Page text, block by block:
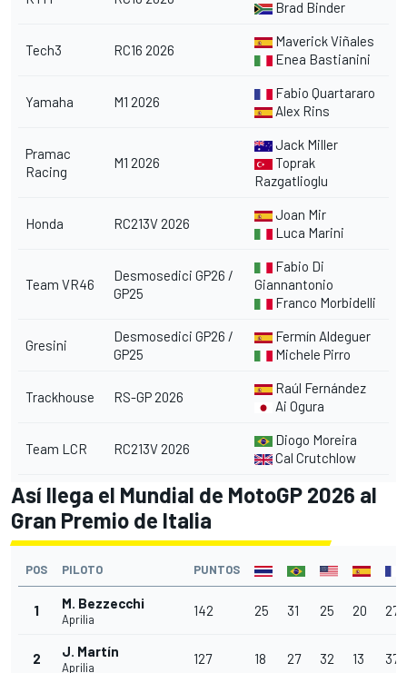
Brad Binder
Tech3 RC16 2026
Maverick Viñales
Enea Bastianini
Yamaha M1 2026
Fabio Quartararo
Alex Rins
Pramac
Racing
M1 2026
Jack Miller
Toprak
Razgatlioglu
Honda RC213V 2026
Joan Mir
Luca Marini
Team VR46
Desmosedici GP26 /
GP25
Fabio Di
Giannantonio
Franco Morbidelli
Gresini
Desmosedici GP26 /
GP25
Fermín Aldeguer
Michele Pirro
Trackhouse RS-GP 2026
Raúl Fernández
Ai Ogura
Team LCR RC213V 2026
Diogo Moreira
Cal Crutchlow
Así llega el Mundial de MotoGP 2026 al
Gran Premio de Italia
POS PILOTO PUNTOS
1 M. Bezzecchi
Aprilia
142 25 31 25 20 27
2 J. Martín
Aprilia
127 18 27 32 13 37